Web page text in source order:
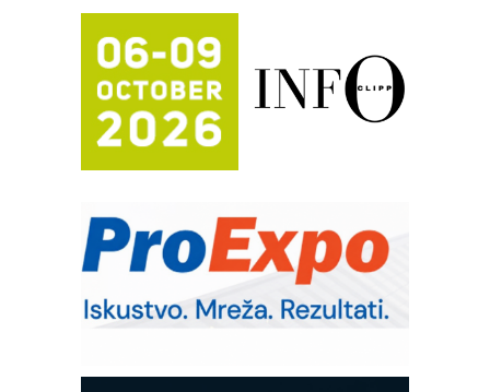
Potpuna efikasnost bez složenih
sistema
Trajna oznaka kao dugoročna korist
Bezbednost na prvom mestu!
IB BLUMENAUER - više od 40 godina
poverenja u industriji
– Pametna signalizacija za efikasnije
upravljanje mašinama
Sigurnije ispitivanje transformatora u
solarnim elektranama i vetroparkovima
Pranje točkova na gradilištu- standard
Proizvodnja iC7 Hybrid 1500 VDC